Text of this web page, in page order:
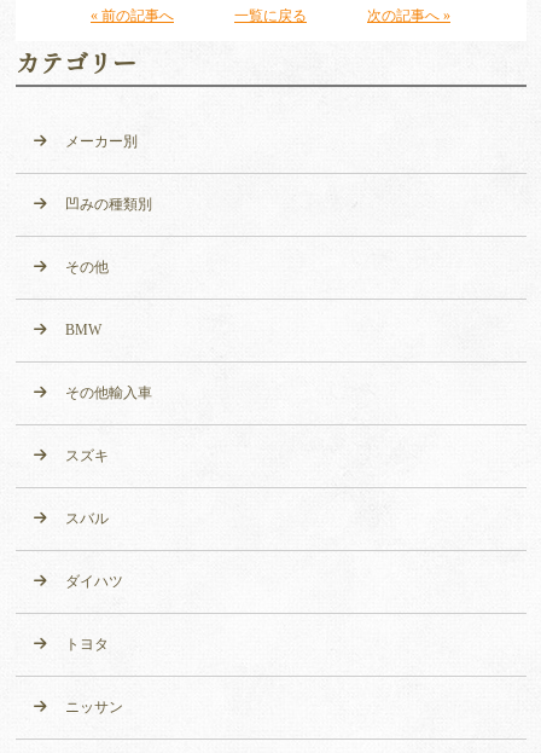
« 前の記事へ 一覧に戻る 次の記事へ »
カテゴリー
メーカー別
凹みの種類別
その他
BMW
その他輸入車
スズキ
スバル
ダイハツ
トヨタ
ニッサン